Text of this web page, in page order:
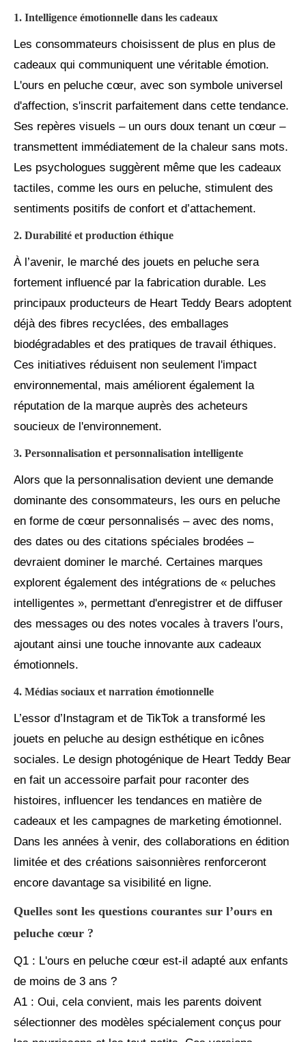
1. Intelligence émotionnelle dans les cadeaux
Les consommateurs choisissent de plus en plus de
cadeaux qui communiquent une véritable émotion.
L'ours en peluche cœur, avec son symbole universel
d'affection, s'inscrit parfaitement dans cette tendance.
Ses repères visuels – un ours doux tenant un cœur –
transmettent immédiatement de la chaleur sans mots.
Les psychologues suggèrent même que les cadeaux
tactiles, comme les ours en peluche, stimulent des
sentiments positifs de confort et d’attachement.
2. Durabilité et production éthique
À l’avenir, le marché des jouets en peluche sera
fortement influencé par la fabrication durable. Les
principaux producteurs de Heart Teddy Bears adoptent
déjà des fibres recyclées, des emballages
biodégradables et des pratiques de travail éthiques.
Ces initiatives réduisent non seulement l'impact
environnemental, mais améliorent également la
réputation de la marque auprès des acheteurs
soucieux de l'environnement.
3. Personnalisation et personnalisation intelligente
Alors que la personnalisation devient une demande
dominante des consommateurs, les ours en peluche
en forme de cœur personnalisés – avec des noms,
des dates ou des citations spéciales brodées –
devraient dominer le marché. Certaines marques
explorent également des intégrations de « peluches
intelligentes », permettant d'enregistrer et de diffuser
des messages ou des notes vocales à travers l'ours,
ajoutant ainsi une touche innovante aux cadeaux
émotionnels.
4. Médias sociaux et narration émotionnelle
L’essor d’Instagram et de TikTok a transformé les
jouets en peluche au design esthétique en icônes
sociales. Le design photogénique de Heart Teddy Bear
en fait un accessoire parfait pour raconter des
histoires, influencer les tendances en matière de
cadeaux et les campagnes de marketing émotionnel.
Dans les années à venir, des collaborations en édition
limitée et des créations saisonnières renforceront
encore davantage sa visibilité en ligne.
Quelles sont les questions courantes sur l’ours en
peluche cœur ?
Q1 : L'ours en peluche cœur est-il adapté aux enfants
de moins de 3 ans ?
A1 : Oui, cela convient, mais les parents doivent
sélectionner des modèles spécialement conçus pour